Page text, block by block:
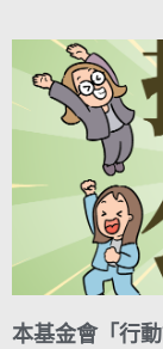
本基金會「行